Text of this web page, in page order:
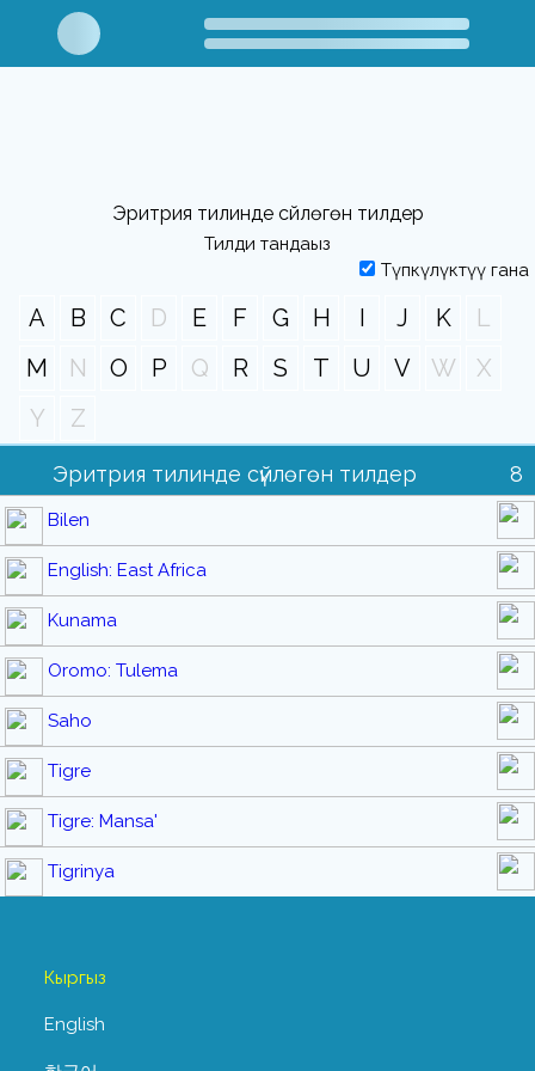
Эритрия тилинде сүйлөгөн тилдер
Тилди тандаңыз
Түпкүлүктүү гана
A B C D E F G H I J K
L
M
N O P Q R S T U V W
X
Y
Z
Эритрия тилинде сүйлөгөн тилдер 8
Bilen
English: East Africa
Kunama
Oromo: Tulema
Saho
Tigre
Tigre: Mansa'
Tigrinya
Кыргыз
English